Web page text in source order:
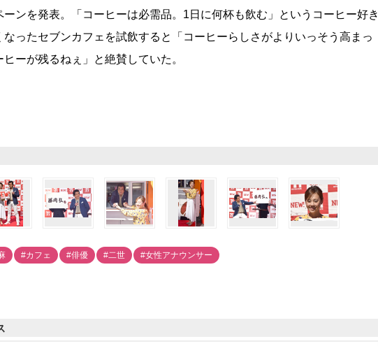
ーンを発表。「コーヒーは必需品。1日に何杯も飲む」というコーヒー好き
なったセブンカフェを試飲すると「コーヒーらしさがよりいっそう高まっ
ーが残るねぇ」と絶賛していた。
#カフェ #俳優 #二世 #女性アナウンサー